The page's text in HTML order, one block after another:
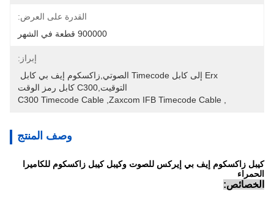
القدرة على العرض:
900000 قطعة في الشهر
إبراز:
التوقيت,C300 كابل رمز الوقت
Zaxcom IFB Timecode Cable
C300 Timecode Cable
وصف المنتج
كيبل زاكسكوم إيف بي إيركس للصوت وكيبل كيبل زاكسكوم للكاميرا
الحمراء
الخصائص: